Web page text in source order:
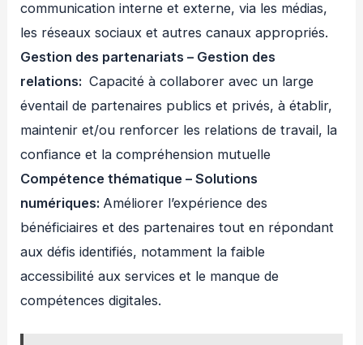
communication interne et externe, via les médias,
les réseaux sociaux et autres canaux appropriés.
Gestion des partenariats – Gestion des
relations: Capacité à collaborer avec un large
éventail de partenaires publics et privés, à établir,
maintenir et/ou renforcer les relations de travail, la
confiance et la compréhension mutuelle
Compétence thématique – Solutions
numériques: Améliorer l’expérience des
bénéficiaires et des partenaires tout en répondant
aux défis identifiés, notamment la faible
accessibilité aux services et le manque de
compétences digitales.